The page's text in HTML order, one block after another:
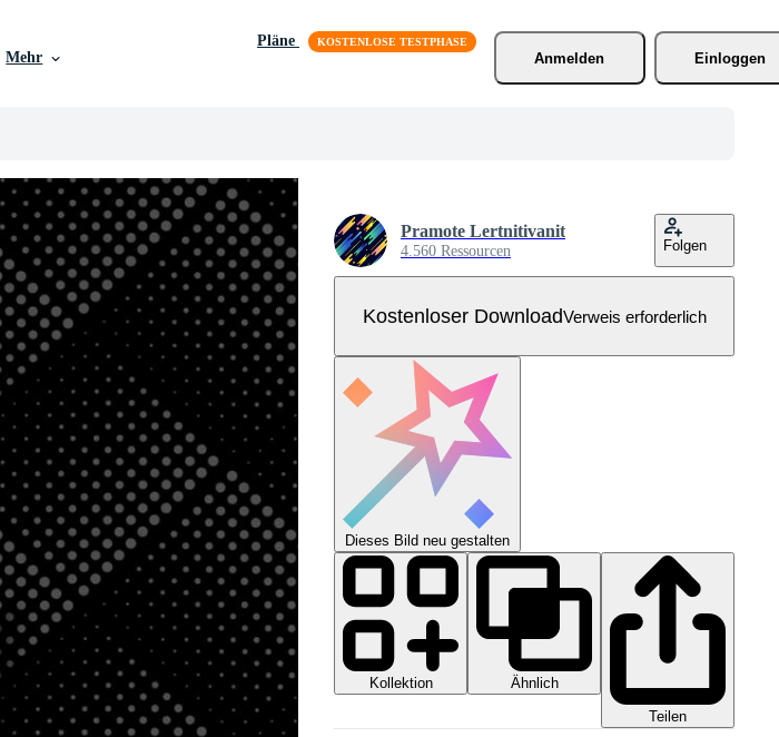
Mehr
Pläne
Anmelden
Einloggen
Pramote Lertnitivanit
4.560 Ressourcen Folgen
Kostenloser DownloadVerweis erforderlich
Dieses Bild neu gestalten
Kollektion
Ähnlich
Teilen